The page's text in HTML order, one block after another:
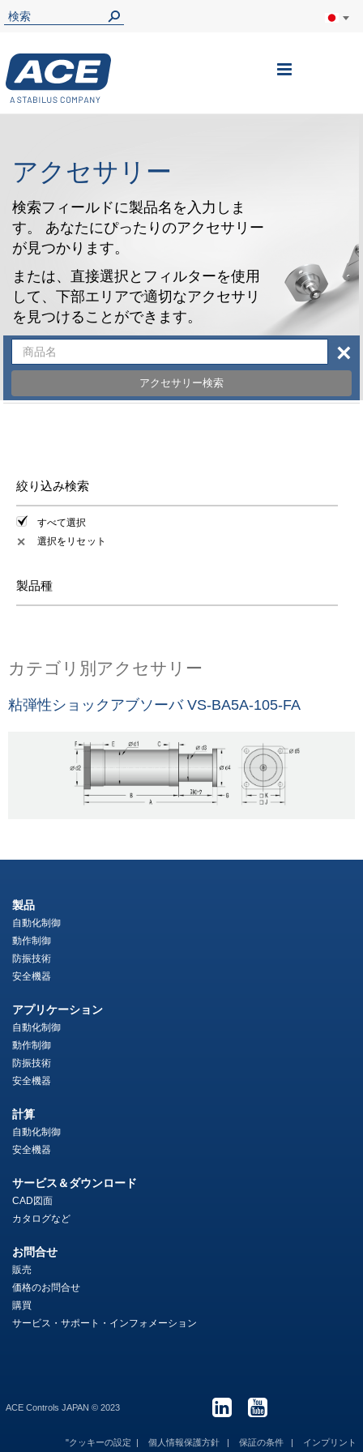
ナ
アクセサリー
検索フィールドに製品名を入力しま
す。 あなたにぴったりのアクセサリー
が見つかります。
または、直接選択とフィルターを使用
して、下部エリアで適切なアクセサリ
を見つけることができます。
アクセサリー検索
×
絞り込み検索
すべて選択
✕ 選択をリセット
製品種
カテゴリ別アクセサリー
粘弾性ショックアブソーバ VS-BA5A-105-FA
製品
自動化制御
動作制御
防振技術
安全機器
アプリケーション
自動化制御
動作制御
防振技術
安全機器
計算
自動化制御
安全機器
サービス＆ダウンロード
CAD図面
カタログなど
お問合せ
販売
価格のお問合せ
購買
サービス・サポート・インフォメーション
ACE Controls JAPAN © 2023
"クッキーの設定 個人情報保護方針 保証の条件 インプリント